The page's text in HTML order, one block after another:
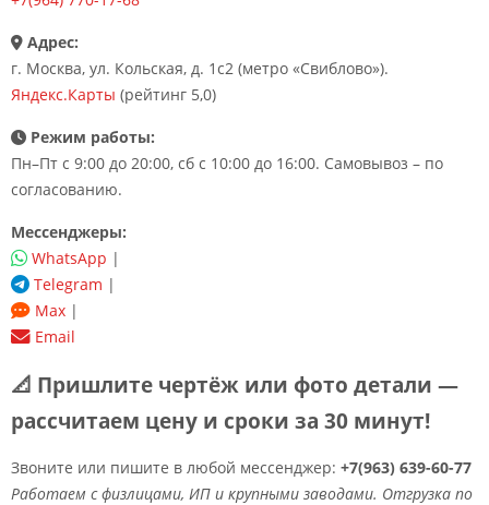
Адрес:
г. Москва, ул. Кольская, д. 1с2 (метро «Свиблово»).
Яндекс.Карты (рейтинг 5,0)
Режим работы:
Пн–Пт с 9:00 до 20:00, сб с 10:00 до 16:00. Самовывоз – по
согласованию.
Мессенджеры:
WhatsApp |
Telegram |
Max |
Email
📐 Пришлите чертёж или фото детали —
рассчитаем цену и сроки за 30 минут!
Звоните или пишите в любой мессенджер: +7(963) 639-60-77
Работаем с физлицами, ИП и крупными заводами. Отгрузка по